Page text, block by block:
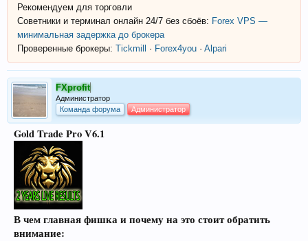
Рекомендуем для торговли
Советники и терминал онлайн 24/7 без сбоёв: Forex VPS —
минимальная задержка до брокера
Проверенные брокеры: Tickmill · Forex4you · Alpari
FXprofit
Администратор
Команда форума
Администратор
Gold Trade Pro V6.1
В чем главная фишка и почему на это стоит обратить
внимание: